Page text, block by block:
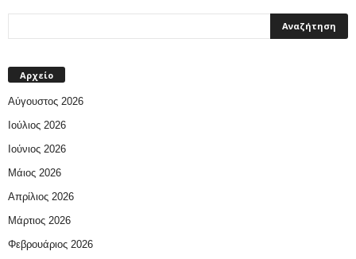
Αρχείο
Αύγουστος 2026
Ιούλιος 2026
Ιούνιος 2026
Μάιος 2026
Απρίλιος 2026
Μάρτιος 2026
Φεβρουάριος 2026